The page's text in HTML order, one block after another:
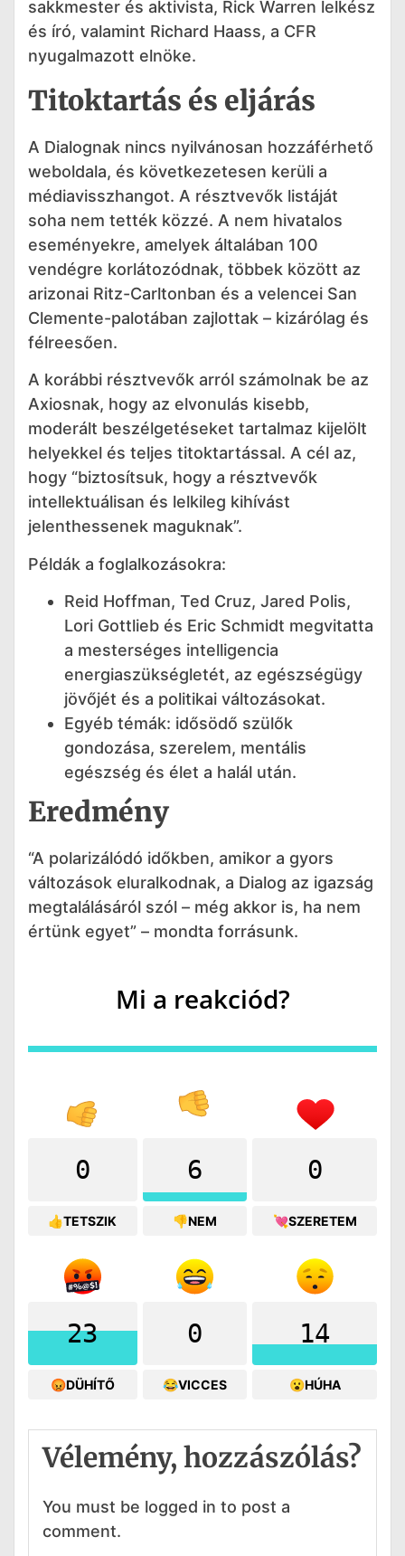
sakkmester és aktivista, Rick Warren lelkész
és író, valamint Richard Haass, a CFR
nyugalmazott elnöke.
Titoktartás és eljárás
A Dialognak nincs nyilvánosan hozzáférhető
weboldala, és következetesen kerüli a
médiavisszhangot. A résztvevők listáját
soha nem tették közzé. A nem hivatalos
eseményekre, amelyek általában 100
vendégre korlátozódnak, többek között az
arizonai Ritz-Carltonban és a velencei San
Clemente-palotában zajlottak – kizárólag és
félreesően.
A korábbi résztvevők arról számolnak be az
Axiosnak, hogy az elvonulás kisebb,
moderált beszélgetéseket tartalmaz kijelölt
helyekkel és teljes titoktartással. A cél az,
hogy “biztosítsuk, hogy a résztvevők
intellektuálisan és lelkileg kihívást
jelenthessenek maguknak”.
Példák a foglalkozásokra:
Reid Hoffman, Ted Cruz, Jared Polis,
Lori Gottlieb és Eric Schmidt megvitatta
a mesterséges intelligencia
energiaszükségletét, az egészségügy
jövőjét és a politikai változásokat.
Egyéb témák: idősödő szülők
gondozása, szerelem, mentális
egészség és élet a halál után.
Eredmény
“A polarizálódó időkben, amikor a gyors
változások eluralkodnak, a Dialog az igazság
megtalálásáról szól – még akkor is, ha nem
értünk egyet” – mondta forrásunk.
Mi a reakciód?
0
👍TETSZIK
6
👎NEM
0
💘SZERETEM
23
😡DÜHÍTŐ
0
😂VICCES
14
😮HÚHA
Vélemény, hozzászólás?
You must be logged in to post a
comment.